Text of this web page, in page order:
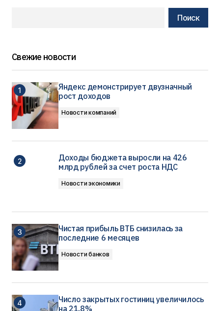
Поиск
Свежие новости
Яндекс демонстрирует двузначный
рост доходов
Новости компаний
Доходы бюджета выросли на 426
млрд рублей за счет роста НДС
Новости экономики
Чистая прибыль ВТБ снизилась за
последние 6 месяцев
Новости банков
Число закрытых гостиниц увеличилось
на 21,8%